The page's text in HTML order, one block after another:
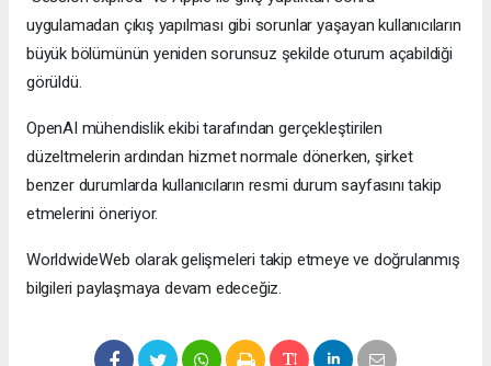
uygulamadan çıkış yapılması gibi sorunlar yaşayan kullanıcıların
büyük bölümünün yeniden sorunsuz şekilde oturum açabildiği
görüldü.
OpenAI mühendislik ekibi tarafından gerçekleştirilen
düzeltmelerin ardından hizmet normale dönerken, şirket
benzer durumlarda kullanıcıların resmi durum sayfasını takip
etmelerini öneriyor.
WorldwideWeb olarak gelişmeleri takip etmeye ve doğrulanmış
bilgileri paylaşmaya devam edeceğiz.